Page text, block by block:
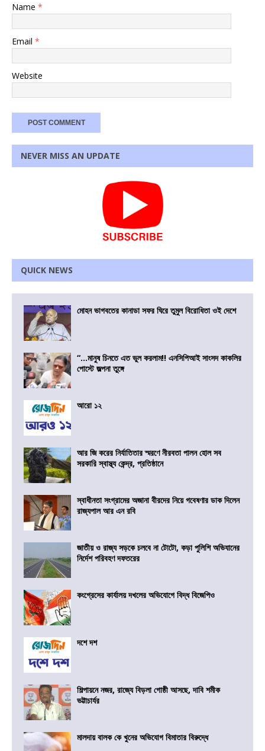
Name *
Email *
Website
NEVER MISS AN UPDATE
QUICK NEWS
মোহন ভাগবতের কানাডা সফর ঘিরে তুমুল বিরোধিতা ওই দেশে
“…মানুষ চিনতে এত ভুল করলাম!! এনসিপিআই সাংসদ কাকলির
পোস্টে জল্পনা তুঙ্গে
আরো ১২
আর জি করের নির্যাতিতার স্মরণে নীরবতা পালন হোল সব
সরকারি স্বাস্থ্য কেন্দ্র, প্রতিষ্ঠানে
স্বাধীনতা সংগ্রামের অজানা বীরদের নিয়ে গবেষণার ডাক দিলেন
রাজ্যপাল আর এন রবি
জাতীয় ও রাজ্য সড়কে চলবে না টোটো, কড়া পুলিশি অভিযানের
নির্দেশ পরিবহণ দফতরের
কংগ্রেসের কার্যালয় দখলের অভিযোগে বিদ্ধ বিজেপিও
দশে দশ
শিল্পায়নে নজর, রাজ্যে বিড়লা গোষ্ঠী আসছে, দাবি শমীক
ভট্টাচার্যর
মালদায় বালক কে খুনের অভিযোগ বিমাতার বিরুদ্ধে